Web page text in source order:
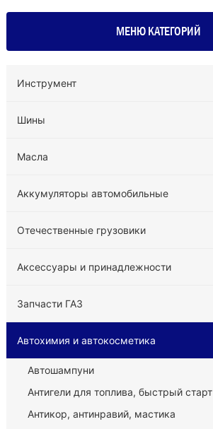
МЕНЮ КАТЕГОРИЙ
Инструмент
Шины
Масла
Аккумуляторы автомобильные
Отечественные грузовики
Аксессуары и принадлежности
Запчасти ГАЗ
Автохимия и автокосметика
Автошампуни
Антигели для топлива, быстрый старт
Антикор, антинравий, мастика